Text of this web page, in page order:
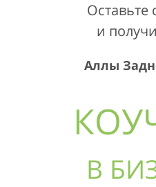
Оставьте
и
Аллы
В